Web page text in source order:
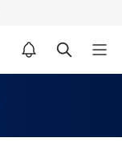
알림설정 바로가기 검색 바로가기 메뉴 열기